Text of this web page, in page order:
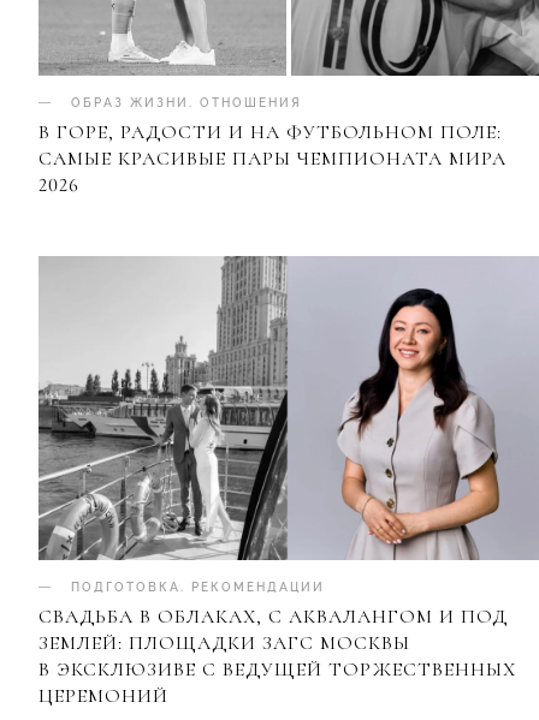
ОБРАЗ ЖИЗНИ ОТНОШЕНИЯ
В ГОРЕ, РАДОСТИ И НА ФУТБОЛЬНОМ ПОЛЕ:
САМЫЕ КРАСИВЫЕ ПАРЫ ЧЕМПИОНАТА МИРА
2026
ПОДГОТОВКА РЕКОМЕНДАЦИИ
СВАДЬБА В ОБЛАКАХ, С АКВАЛАНГОМ И ПОД
ЗЕМЛЕЙ: ПЛОЩАДКИ ЗАГС МОСКВЫ
В ЭКСКЛЮЗИВЕ С ВЕДУЩЕЙ ТОРЖЕСТВЕННЫХ
ЦЕРЕМОНИЙ